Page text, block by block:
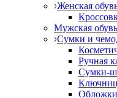
Женская
Мужская обувь
Сумки и
Ручная
Сумки-
Обложки